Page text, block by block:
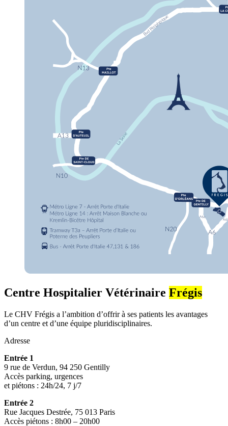
Centre Hospitalier Vétérinaire Frégis
Le CHV Frégis a l’ambition d’offrir à ses patients les avantages
d’un centre et d’une équipe pluridisciplinaires.
Adresse
Entrée 1
9 rue de Verdun, 94 250 Gentilly
Accès parking, urgences
et piétons : 24h/24, 7 j/7
Entrée 2
Rue Jacques Destrée, 75 013 Paris
Accès piétons : 8h00 – 20h00